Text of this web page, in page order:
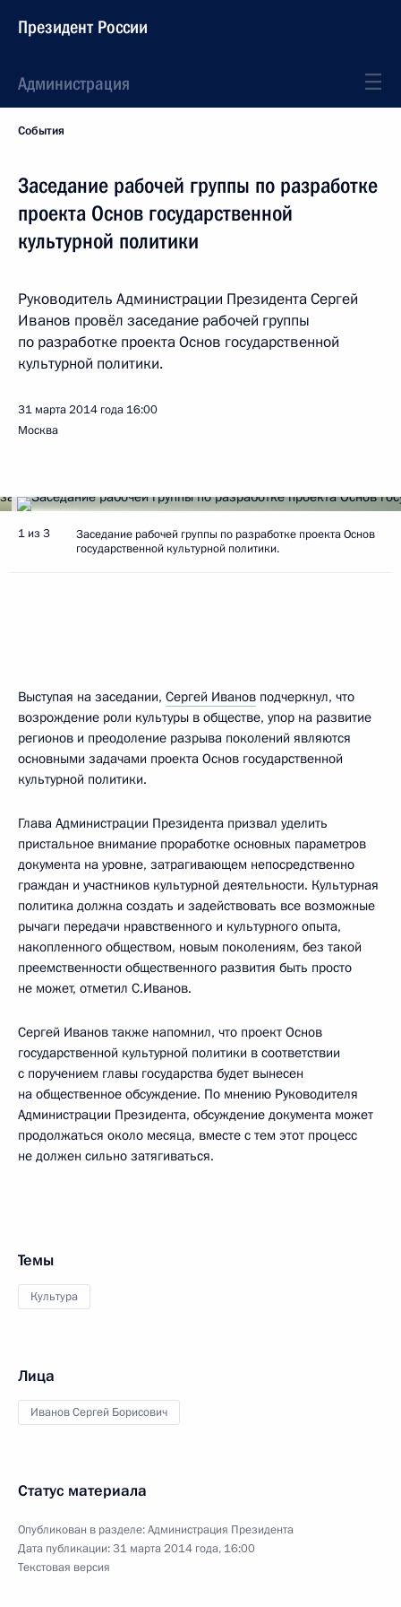
Президент России
Администрация
События
Заседание рабочей группы по разработке
проекта Основ государственной
культурной политики
Руководитель Администрации Президента Сергей
Иванов провёл заседание рабочей группы
по разработке проекта Основ государственной
культурной политики.
31 марта 2014 года 16:00
Москва
1 из 3
Заседание рабочей группы по разработке проекта Основ
государственной культурной политики.
Выступая на заседании, Сергей Иванов подчеркнул, что
возрождение роли культуры в обществе, упор на развитие
регионов и преодоление разрыва поколений являются
основными задачами проекта Основ государственной
культурной политики.
Глава Администрации Президента призвал уделить
пристальное внимание проработке основных параметров
документа на уровне, затрагивающем непосредственно
граждан и участников культурной деятельности. Культурная
политика должна создать и задействовать все возможные
рычаги передачи нравственного и культурного опыта,
накопленного обществом, новым поколениям, без такой
преемственности общественного развития быть просто
не может, отметил С.Иванов.
Сергей Иванов также напомнил, что проект Основ
государственной культурной политики в соответствии
с поручением главы государства будет вынесен
на общественное обсуждение. По мнению Руководителя
Администрации Президента, обсуждение документа может
продолжаться около месяца, вместе с тем этот процесс
не должен сильно затягиваться.
Темы
Культура
Лица
Иванов Сергей Борисович
Статус материала
Опубликован в разделе:Администрация Президента
Дата публикации:31 марта 2014 года, 16:00
Текстовая версия